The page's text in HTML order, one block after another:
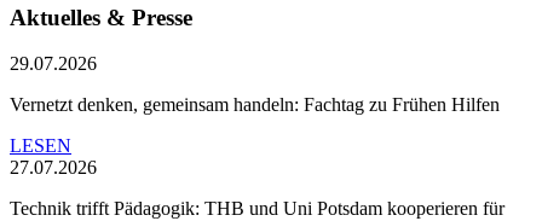
Aktuelles & Presse
29.07.2026
Vernetzt denken, gemeinsam handeln: Fachtag zu Frühen Hilfen
LESEN
27.07.2026
Technik trifft Pädagogik: THB und Uni Potsdam kooperieren für